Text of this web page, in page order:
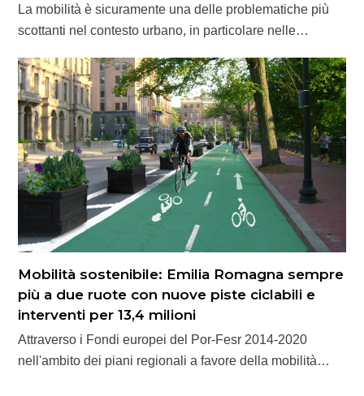
La mobilità è sicuramente una delle problematiche più
scottanti nel contesto urbano, in particolare nelle…
Mobilità sostenibile: Emilia Romagna sempre
più a due ruote con nuove piste ciclabili e
interventi per 13,4 milioni
Attraverso i Fondi europei del Por-Fesr 2014-2020
nell'ambito dei piani regionali a favore della mobilità…